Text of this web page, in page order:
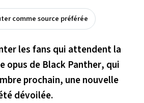
comme source préférée
les fans qui attendent la
opus de Black Panther, qui
prochain, une nouvelle
dévoilée.